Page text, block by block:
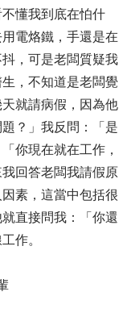
懂我到底在怕什
電烙鐵，手還是在
，可是老闆質疑我
，不知道是老闆覺
就請病假，因為他
？」我反問：「是
你現在就在工作，
回答老闆我請假原
素，這當中包括很
直接問我：「你還
作。